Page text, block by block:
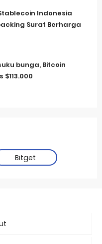
Indonesia
Surat Berharga
bunga, Bitcoin
Bitget